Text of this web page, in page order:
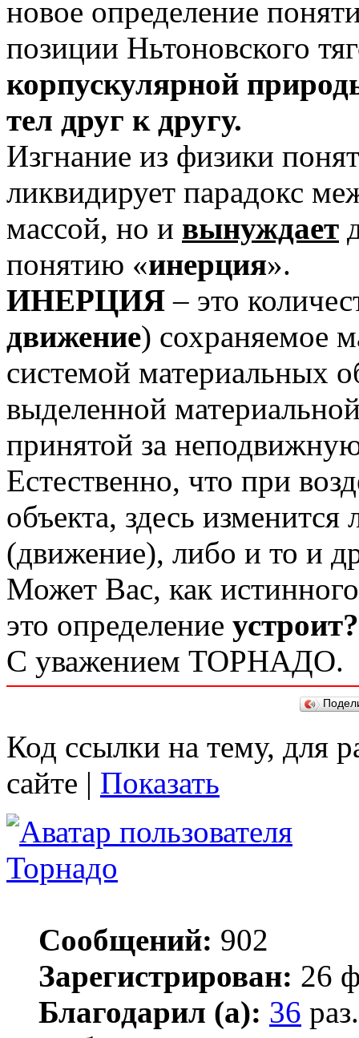
новое определение
позиции Ньтоновского
корпускулярной
тел друг к другу.
Изгнание из физики
ликвидирует парадокс
массой, но и вынуждает
понятию «инерция».
ИНЕРЦИЯ – это
движение) сохраняемое
системой материальных
выделенной
принятой за
Естественно, что при
объекта, здесь
(движение), либо и то и
Может Вас, как
это определение
С уважением ТОРНАДО.
Код ссылки на тему, для
сайте | Показать
Торнадо
Сообщений: 902
Зарегистрирован: 26
Благодарил (а): 36 раз.